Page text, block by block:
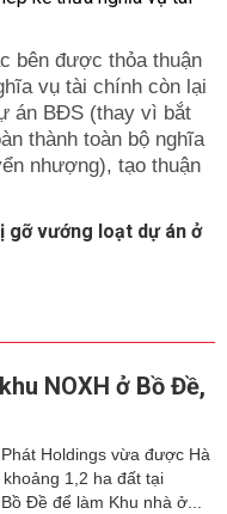
bên được thỏa thuận
vụ tài chính còn lại
án BĐS (thay vì bắt
thành toàn bộ nghĩa
nhượng), tạo thuận
gỡ vướng loạt dự án ở
NOXH ở Bồ Đề,
Holdings vừa được Hà
khoảng 1,2 ha đất tại
Đề để làm Khu nhà ở...